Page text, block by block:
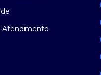
Atendimento